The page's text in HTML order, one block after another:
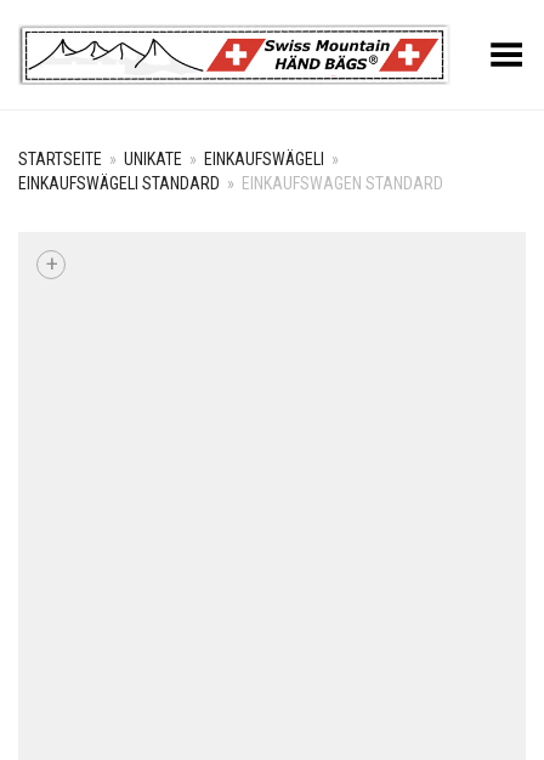
Toggle Menu
STARTSEITE » UNIKATE » EINKAUFSWÄGELI
»
EINKAUFSWÄGELI STANDARD » EINKAUFSWAGEN STANDARD
+